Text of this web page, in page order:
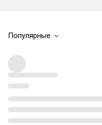
Популярные